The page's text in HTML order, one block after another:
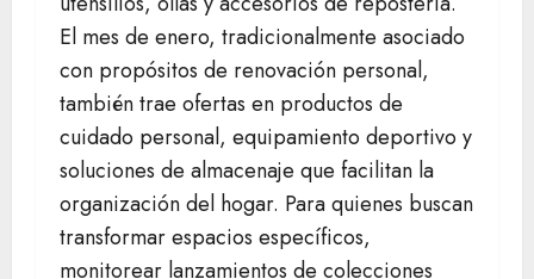
El mes de enero, tradicionalmente asociado
con propósitos de renovación personal,
también trae ofertas en productos de
cuidado personal, equipamiento deportivo y
soluciones de almacenaje que facilitan la
organización del hogar. Para quienes buscan
transformar espacios específicos,
monitorear lanzamientos de colecciones